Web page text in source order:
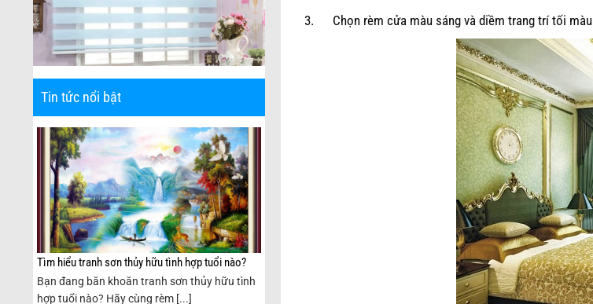
Tin tức nổi bật
Tìm hiểu tranh sơn thủy hữu tình hợp tuổi nào?
Bạn đang băn khoăn tranh sơn thủy hữu tình
hợp tuổi nào? Hãy cùng rèm [...]
3. Chọn rèm cửa màu sáng và diềm trang trí tối màu